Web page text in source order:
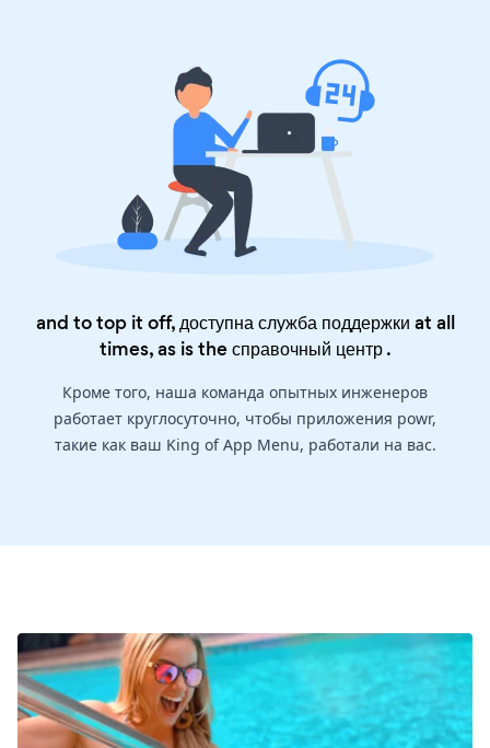
and to top it off, доступна служба поддержки at all
times, as is theсправочный центр.
Кроме того, наша команда опытных инженеров
работает круглосуточно, чтобы приложения powr,
такие как ваш King of App Menu, работали на вас.